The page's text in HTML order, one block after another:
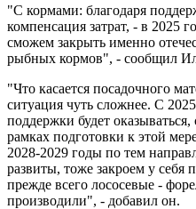
"С кормами: благодаря
компенсация затрат, - в 2025
сможем закрыть именно
рыбных кормов", - сообщил
"Что касается посадочного
ситуация чуть сложнее. С
поддержки будет
рамках подготовки к этой
2028-2029 годы по тем
развиты, тоже закроем у себя
прежде всего лососевые -
производили", - добавил он.